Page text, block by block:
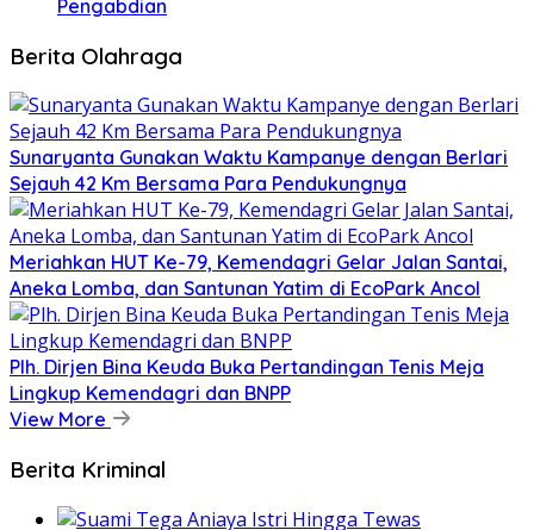
Pengabdian
Berita Olahraga
Sunaryanta Gunakan Waktu Kampanye dengan Berlari
Sejauh 42 Km Bersama Para Pendukungnya
Meriahkan HUT Ke-79, Kemendagri Gelar Jalan Santai,
Aneka Lomba, dan Santunan Yatim di EcoPark Ancol
Plh. Dirjen Bina Keuda Buka Pertandingan Tenis Meja
Lingkup Kemendagri dan BNPP
View More
Berita Kriminal